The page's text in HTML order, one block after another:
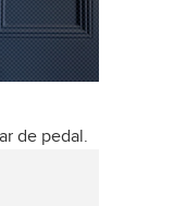
de pedal.